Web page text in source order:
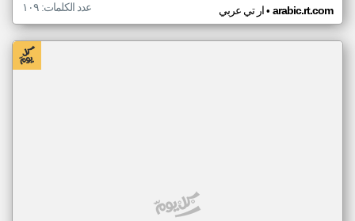
ار تي عربي• arabic.rt.com عدد الكلمات: ١٠٩